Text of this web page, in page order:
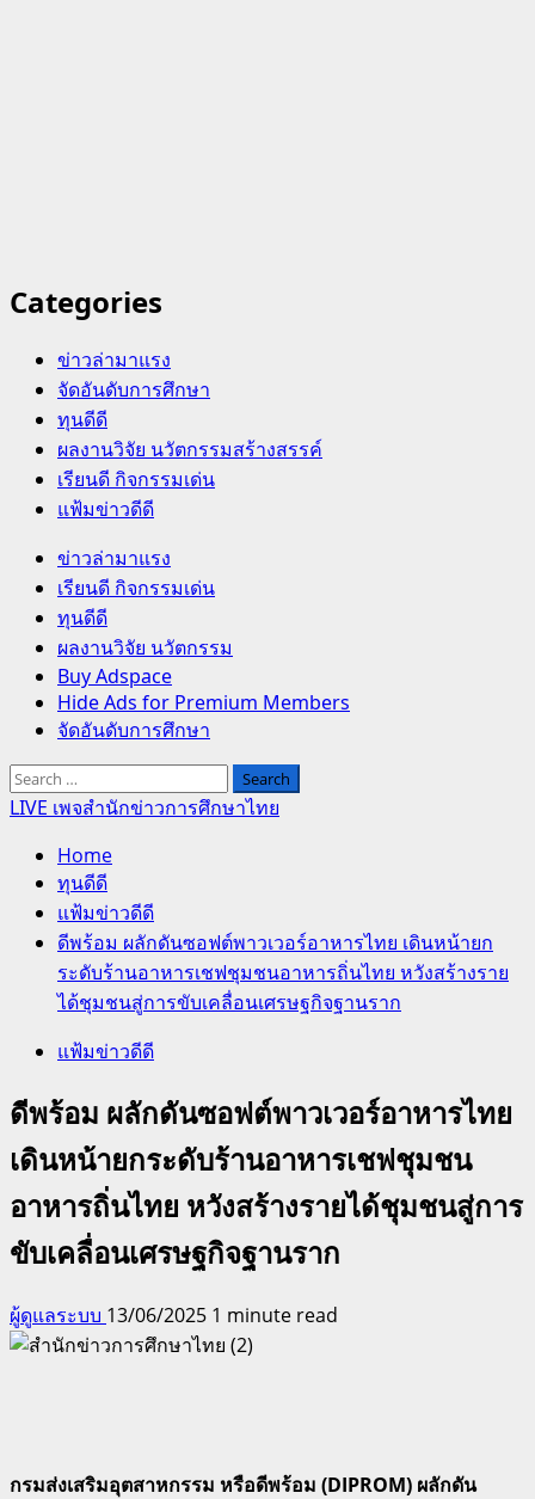
Categories
ข่าวล่ามาแรง
จัดอันดับการศึกษา
ทุนดีดี
ผลงานวิจัย นวัตกรรมสร้างสรรค์
เรียนดี กิจกรรมเด่น
แฟ้มข่าวดีดี
Primary
Menu
ข่าวล่ามาแรง
เรียนดี กิจกรรมเด่น
ทุนดีดี
ผลงานวิจัย นวัตกรรม
Buy Adspace
Hide Ads for Premium Members
จัดอันดับการศึกษา
Search
for:
LIVE เพจสำนักข่าวการศึกษาไทย
Home
ทุนดีดี
แฟ้มข่าวดีดี
ดีพร้อม ผลักดันซอฟต์พาวเวอร์อาหารไทย เดินหน้ายก
ระดับร้านอาหารเชฟชุมชนอาหารถิ่นไทย หวังสร้างราย
ได้ชุมชนสู่การขับเคลื่อนเศรษฐกิจฐานราก
แฟ้มข่าวดีดี
ดีพร้อม ผลักดันซอฟต์พาวเวอร์อาหารไทย
เดินหน้ายกระดับร้านอาหารเชฟชุมชน
อาหารถิ่นไทย หวังสร้างรายได้ชุมชนสู่การ
ขับเคลื่อนเศรษฐกิจฐานราก
ผู้ดูแลระบบ 13/06/2025 1 minute read
กรมส่งเสริมอุตสาหกรรม หรือดีพร้อม (DIPROM) ผลักดัน